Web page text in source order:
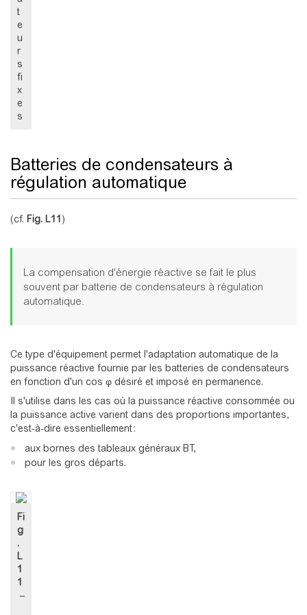
t
e
u
r
s
fi
x
e
s
Batteries de condensateurs à
régulation automatique
(cf. Fig. L11 )
La compensation d'énergie réactive se fait le plus
souvent par batterie de condensateurs à régulation
automatique.
Ce type d'équipement permet l'adaptation automatique de la
puissance réactive fournie par les batteries de condensateurs
en fonction d'un cos φ désiré et imposé en permanence.
Il s'utilise dans les cas où la puissance réactive consommée ou
la puissance active varient dans des proportions importantes,
c'est-à-dire essentiellement :
aux bornes des tableaux généraux BT,
pour les gros départs.
Fi
g
.
L
1
1
–